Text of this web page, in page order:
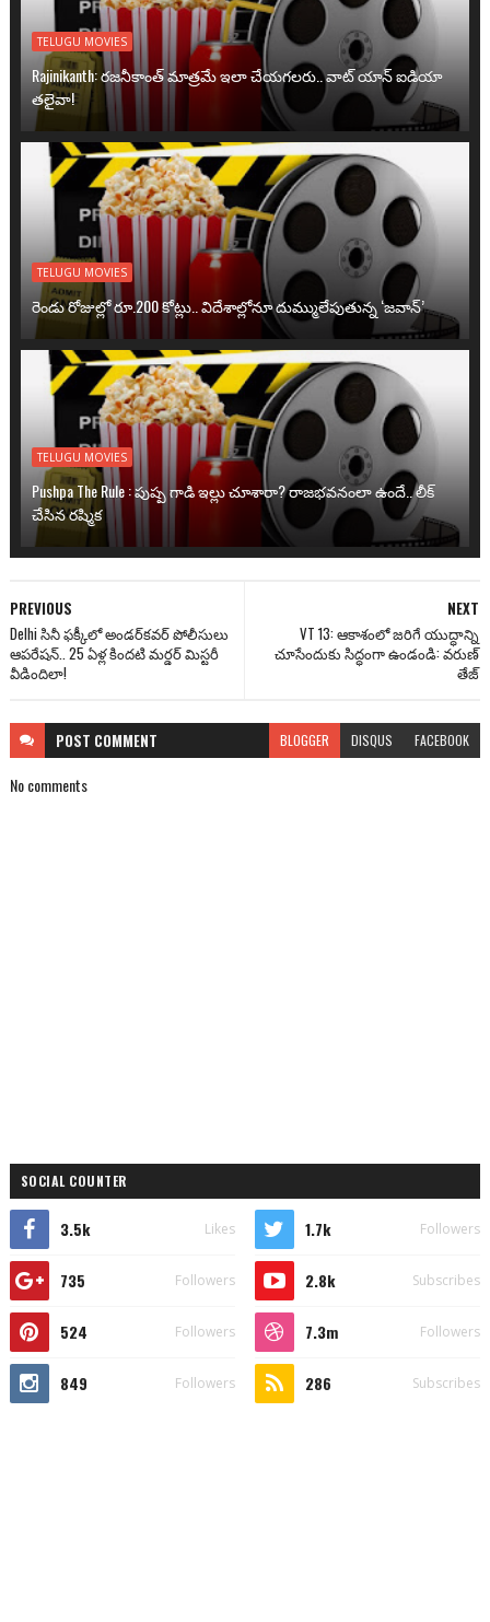
TELUGU MOVIES
Rajinikanth: రజనీకాంత్ మాత్రమే ఇలా చేయగలరు.. వాట్ యాన్ ఐడియా
తలైవా!
TELUGU MOVIES
రెండు రోజుల్లో రూ.200 కోట్లు.. విదేశాల్లోనూ దుమ్ములేపుతున్న ‘జవాన్’
TELUGU MOVIES
Pushpa The Rule : పుష్ప గాడి ఇల్లు చూశారా? రాజభవనంలా ఉందే.. లీక్
చేసిన రష్మిక
NEXT
VT 13: ఆకాశంలో జరిగే యుద్ధాన్ని
చూసేందుకు సిద్ధంగా ఉండండి: వరుణ్
తేజ్
PREVIOUS
Delhi సినీ ఫక్కీలో అండర్‌కవర్ పోలీసులు
ఆపరేషన్.. 25 ఏళ్ల కిందటి మర్డర్ మిస్టరీ
వీడిందిలా!
POST COMMENT BLOGGER DISQUS FACEBOOK
No comments
SOCIAL COUNTER
3.5k Likes 1.7k Followers
735 Followers 2.8k Subscribes
524 Followers 7.3m Followers
849 Followers 286 Subscribes